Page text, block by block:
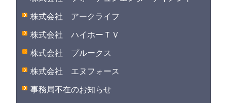
株式会社 アークライフ
株式会社 ハイホーＴＶ
株式会社 プルークス
株式会社 エヌフォース
事務局不在のお知らせ